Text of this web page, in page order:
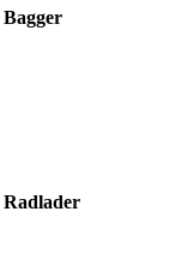
Bagger
Radlader